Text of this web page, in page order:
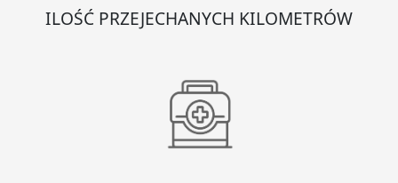
ILOŚĆ PRZEJECHANYCH KILOMETRÓW